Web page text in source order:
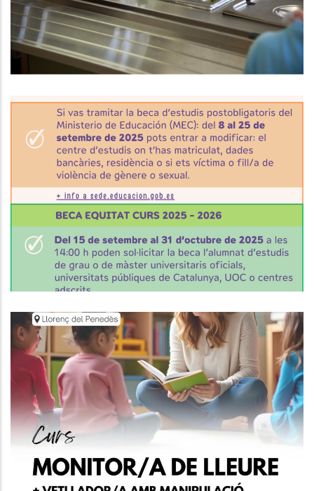
Educació
INformació Important: Beques
D’estudis Postobligatoris Curs
2025-2026
Educació,Joventut
Formació A Llorenç Del Penedès
Joventut